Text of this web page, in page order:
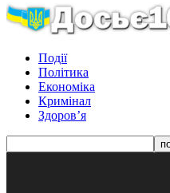
Події
Політика
Економіка
Кримінал
Здоров’я